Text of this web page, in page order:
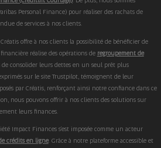
Personal Finance) pour réaliser des rachats de
de services à nos clients.
offre à nos clients la possibilité de bénéficier de
réalise des opérations de regroupement de
consolider leurs dettes en un seul prêt plus
sur le site Trustpilot, témoignent de leur
par Créatis, renforçant ainsi notre confiance dans ce
nous pouvons offrir à nos clients des solutions sur
leurs finances.
Impact Finances s'est imposée comme un acteur
crédits en ligne. Grâce à notre plateforme accessible et